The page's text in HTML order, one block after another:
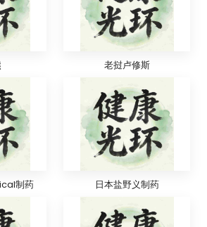
老挝卢修斯
制药 日本盐野义制药